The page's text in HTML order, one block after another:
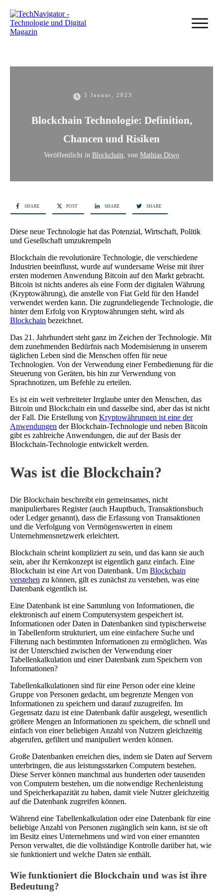
5 Januar, 2023
Blockchain Technologie: Definition,
Chancen und Risiken
Veröffentlicht in Blockchain , von Mathias Diwo
SHARE POST SHARE SHARE
Diese neue Technologie hat das Potenzial, Wirtschaft, Politik
und Gesellschaft umzukrempeln
Blockchain die revolutionäre Technologie, die verschiedene
Industrien beeinflusst, wurde auf wundersame Weise mit ihrer
ersten modernen Anwendung Bitcoin auf den Markt gebracht.
Bitcoin ist nichts anderes als eine Form der digitalen Währung
(Kryptowährung), die anstelle von Fiat Geld für den Handel
verwendet werden kann. Die zugrundeliegende Technologie, die
hinter dem Erfolg von Kryptowährungen steht, wird als
Blockchain bezeichnet.
Das 21. Jahrhundert steht ganz im Zeichen der Technologie. Mit
dem zunehmenden Bedürfnis nach Modernisierung in unserem
täglichen Leben sind die Menschen offen für neue
Technologien. Von der Verwendung einer Fernbedienung für die
Steuerung von Geräten, bis hin zur Verwendung von
Sprachnotizen, um Befehle zu erteilen.
Es ist ein weit verbreiteter Irrglaube unter den Menschen, das
Bitcoin und Blockchain ein und dasselbe sind, aber das ist nicht
der Fall. Die Erstellung von Kryptowährungen ist eine der
Anwendungen der Blockchain-Technologie und neben Bitcoin
gibt es zahlreiche Anwendungen, die auf der Basis der
Blockchain-Technologie entwickelt werden.
Was ist die Blockchain?
Die Blockchain beschreibt ein gemeinsames, nicht
manipulierbares Register (auch Hauptbuch, Transaktionsbuch
oder Ledger genannt), dass die Erfassung von Transaktionen
und die Verfolgung von Vermögenswerten in einem
Unternehmensnetzwerk erleichtert.
Blockchain scheint kompliziert zu sein, und das kann sie auch
sein, aber ihr Kernkonzept ist eigentlich ganz einfach. Eine
Blockchain ist eine Art von Datenbank. Um Blockchain
verstehen zu können, gilt es zunächst zu verstehen, was eine
Datenbank eigentlich ist.
Eine Datenbank ist eine Sammlung von Informationen, die
elektronisch auf einem Computersystem gespeichert ist.
Informationen oder Daten in Datenbanken sind typischerweise
in Tabellenform strukturiert, um eine einfachere Suche und
Filterung nach bestimmten Informationen zu ermöglichen. Was
ist der Unterschied zwischen der Verwendung einer
Tabellenkalkulation und einer Datenbank zum Speichern von
Informationen?
Tabellenkalkulationen sind für eine Person oder eine kleine
Gruppe von Personen gedacht, um begrenzte Mengen von
Informationen zu speichern und darauf zuzugreifen. Im
Gegensatz dazu ist eine Datenbank dafür ausgelegt, wesentlich
größere Mengen an Informationen zu speichern, die schnell und
einfach von einer beliebigen Anzahl von Nutzern gleichzeitig
abgerufen, gefiltert und manipuliert werden können.
Große Datenbanken erreichen dies, indem sie Daten auf Servern
unterbringen, die aus leistungsstarken Computern bestehen.
Diese Server können manchmal aus hunderten oder tausenden
von Computern bestehen, um die notwendige Rechenleistung
und Speicherkapazität zu haben, damit viele Nutzer gleichzeitig
auf die Datenbank zugreifen können.
Während eine Tabellenkalkulation oder eine Datenbank für eine
beliebige Anzahl von Personen zugänglich sein kann, ist sie oft
im Besitz eines Unternehmens und wird von einer ernannten
Person verwaltet, die die vollständige Kontrolle darüber hat, wie
sie funktioniert und welche Daten sie enthält.
Wie funktioniert die Blockchain und was ist ihre
Bedeutung?